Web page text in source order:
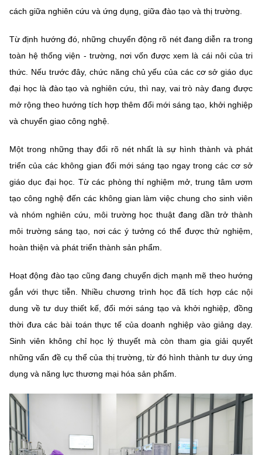
Tiêu chuẩn, đo lường, chất lượng
Năng lượng nguyên tử
Voice
Nhiệm vụ trọng tâm
Chọn ngôn ngữ
Vietnamese English
BỘ KHOA HỌC VÀ CÔNG NGHỆ
MINISTRY OF SCIENCE AND TECHNOLOGY
Điều khoản sử dụng Theo dõi MST: Góp ý
Cơ quan chủ quản: Bộ Khoa học và Công nghệ (MST)
Chịu trách nhiệm nội dung: Nguyễn Thị Hải Hằng
Giám đốc Trung tâm Truyền thông Khoa học và Công nghệ.
Địa chỉ: Ban Biên tập Cổng TTĐT - 18 Nguyễn Du, TP. Hà Nội
Điện thoại: 024 3936 9506
©2026 Bản quyền thuộc Bộ Khoa Học và Công Nghệ
(Ghi rõ nguồn "https://mst.gov.vn" khi phát hành lại thông tin từ
website này)
cách giữa nghiên cứu và ứng dụng, giữa đào tạo và thị trường.
Từ định hướng đó, những chuyển động rõ nét đang diễn ra trong
toàn hệ thống viện - trường, nơi vốn được xem là cái nôi của tri
thức. Nếu trước đây, chức năng chủ yếu của các cơ sở giáo dục
đại học là đào tạo và nghiên cứu, thì nay, vai trò này đang được
mở rộng theo hướng tích hợp thêm đổi mới sáng tạo, khởi nghiệp
và chuyển giao công nghệ.
Một trong những thay đổi rõ nét nhất là sự hình thành và phát
triển của các không gian đổi mới sáng tạo ngay trong các cơ sở
giáo dục đại học. Từ các phòng thí nghiệm mở, trung tâm ươm
tạo công nghệ đến các không gian làm việc chung cho sinh viên
và nhóm nghiên cứu, môi trường học thuật đang dần trở thành
môi trường sáng tạo, nơi các ý tưởng có thể được thử nghiệm,
hoàn thiện và phát triển thành sản phẩm.
Hoạt động đào tạo cũng đang chuyển dịch mạnh mẽ theo hướng
gắn với thực tiễn. Nhiều chương trình học đã tích hợp các nội
dung về tư duy thiết kế, đổi mới sáng tạo và khởi nghiệp, đồng
thời đưa các bài toán thực tế của doanh nghiệp vào giảng dạy.
Sinh viên không chỉ học lý thuyết mà còn tham gia giải quyết
những vấn đề cụ thể của thị trường, từ đó hình thành tư duy ứng
dụng và năng lực thương mại hóa sản phẩm.